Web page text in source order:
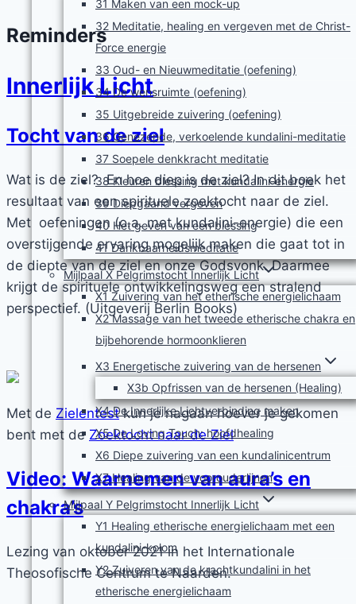
31 Maken van een mock-up
32 Meditatie, healing en vergeven met de Christ-
Force energie
33 Oud- en Nieuwmeditatie (oefening)
34 De wensruimte (oefening)
35 Uitgebreide zuivering (oefening)
36 Genezende, verkoelende kundalini-meditatie
37 Soepele denkkracht meditatie
38 Kleuren blessing met kundalini-energie
39 Diepgaand vergeven
40 Het geven van een blessing
41 Dankbaarheidsmeditatie
Mijlpaal X Pelgrimstocht Innerlijk Licht
X1 Zuivering van het etherische energielichaam
X2 Massage van het tweede etherische chakra en
bijbehorende hormoonklieren
X3 Energetische zuivering van de hersenen
X3b Opfrissen van de hersenen (Healing)
X4 De Innerlijke Lichtverbinding maken
X5 De Loving Touch: hoofdhealing
X6 Diepe zuivering van een kundalinicentrum
X7 Healing van de voorouderlijnen
Mijlpaal Y Pelgrimstocht Innerlijk Licht
Y1 Healing etherische energielichaam met een
kundalini-kolom
Y2 Zuiveren van de krachtkundalini in het
etherische energielichaam
Reminders
Innerlijk Licht
Tocht van de ziel
Wat is de ziel? En hoe diep is de ziel? In dit boek het
resultaat van een spirituele zoektocht naar de ziel.
Met oefeningen (o.a. met kundalini-energie) die een
overstijgende ervaring mogelijk maken die gaat tot in
de diepte van de ziel en onze Godsvonk. Daarmee
krijgt de spirituele ontwikkelingsweg een stralend
perspectief. (Uitgeverij Berlin Books)
Met de Zielentestkun je nagaan hoever je gekomen
bent met de Zoektocht naar de Ziel
Video: Waarnemen van aura’s en
chakra’s
Lezing van oktober 2021 in het Internationale
Theosofische Centrum te Naarden.